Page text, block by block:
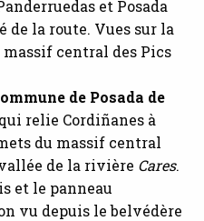
et Posada
de la route. Vues sur la
central des Pics
de Posada de
relie Cordiñanes à
du massif central
vallée de la rivière Cares.
et le panneau
vu depuis le belvédère